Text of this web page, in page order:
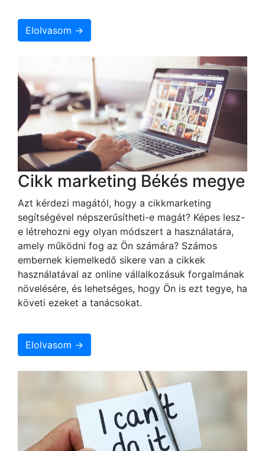
Elolvasom →
Cikk marketing Békés megye
Azt kérdezi magától, hogy a cikkmarketing
segítségével népszerűsítheti-e magát? Képes lesz-
e létrehozni egy olyan módszert a használatára,
amely működni fog az Ön számára? Számos
embernek kiemelkedő sikere van a cikkek
használatával az online vállalkozásuk forgalmának
növelésére, és lehetséges, hogy Ön is ezt tegye, ha
követi ezeket a tanácsokat.
Elolvasom →